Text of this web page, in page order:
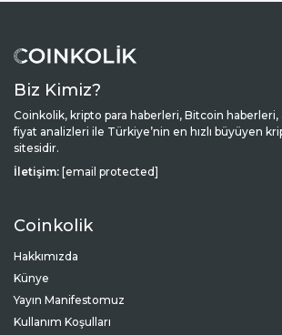
Biz Kimiz?
Coinkolik, kripto para haberleri, Bitcoin
fiyat analizleri ile Türkiye’nin en hızlı büyüyen
sitesidir.
İletişim: [email protected]
Coinkolik
Hakkımızda
Künye
Yayın Manifestomuz
Kullanım Koşulları